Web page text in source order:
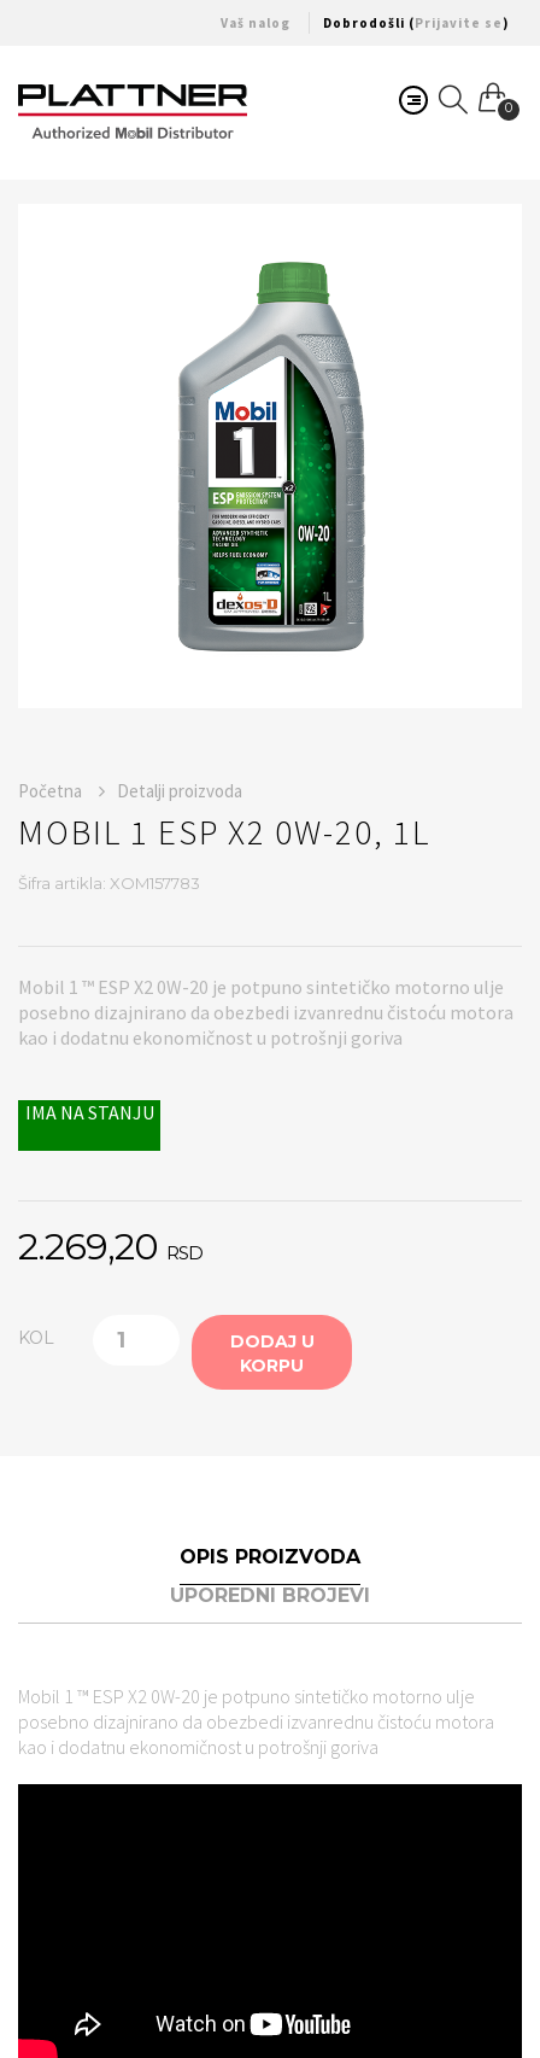
Dobrodošli (Prijavite se )
Vaš nalog
0
Početna Detalji proizvoda
MOBIL 1 ESP X2 0W-20, 1L
Šifra artikla: XOM157783
Mobil 1 ™ ESP X2 0W-20 je potpuno sintetičko motorno ulje
posebno dizajnirano da obezbedi izvanrednu čistoću motora
kao i dodatnu ekonomičnost u potrošnji goriva
IMA NA STANJU
2.269,20 RSD
KOL
DODAJ U
KORPU
OPIS PROIZVODA
UPOREDNI BROJEVI
Mobil 1 ™ ESP X2 0W-20 je potpuno sintetičko motorno ulje
posebno dizajnirano da obezbedi izvanrednu čistoću motora
kao i dodatnu ekonomičnost u potrošnji goriva